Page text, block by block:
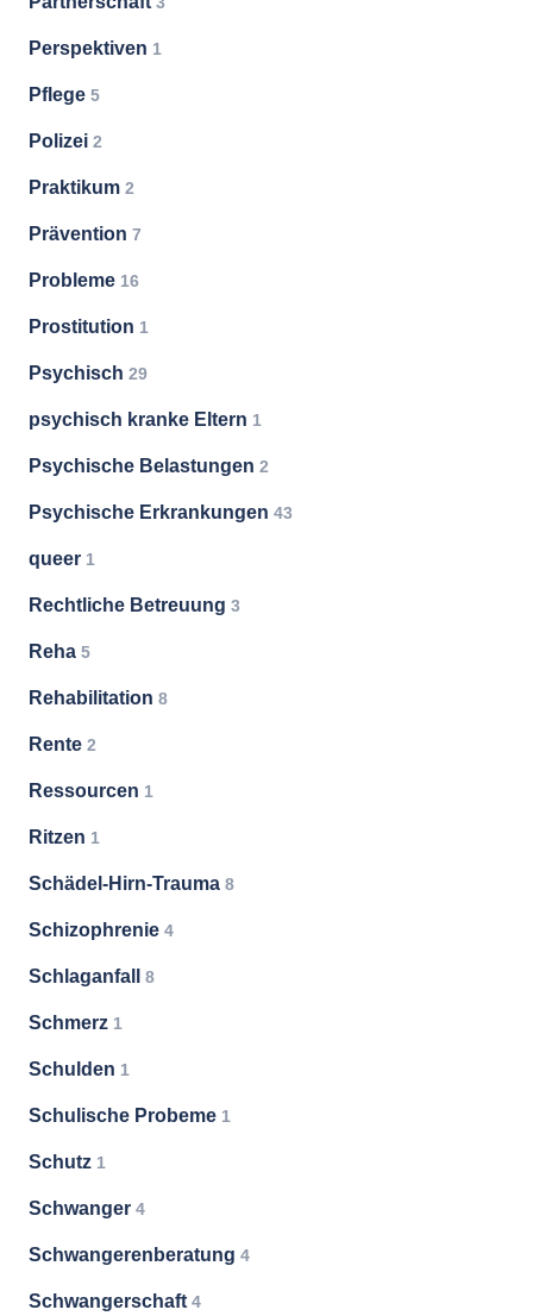
Perspektiven 1
Pflege 5
Polizei 2
Praktikum 2
Prävention 7
Probleme 16
Prostitution 1
Psychisch 29
psychisch kranke Eltern 1
Psychische Belastungen 2
Psychische Erkrankungen 43
queer 1
Rechtliche Betreuung 3
Reha 5
Rehabilitation 8
Rente 2
Ressourcen 1
Ritzen 1
Schädel-Hirn-Trauma 8
Schizophrenie 4
Schlaganfall 8
Schmerz 1
Schulden 1
Schulische Probeme 1
Schutz 1
Schwanger 4
Schwangerenberatung 4
Schwangerschaft 4